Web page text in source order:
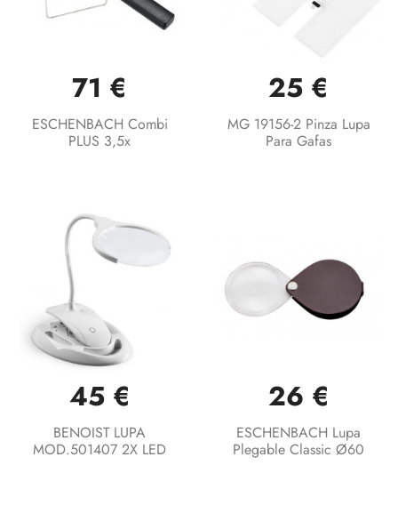
71 €
ESCHENBACH Combi
PLUS 3,5x
25 €
MG 19156-2 Pinza Lupa
Para Gafas
45 €
BENOIST LUPA
MOD.501407 2X LED
26 €
ESCHENBACH Lupa
Plegable Classic Ø60